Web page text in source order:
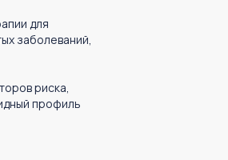
для
заболеваний,
риска,
профиль